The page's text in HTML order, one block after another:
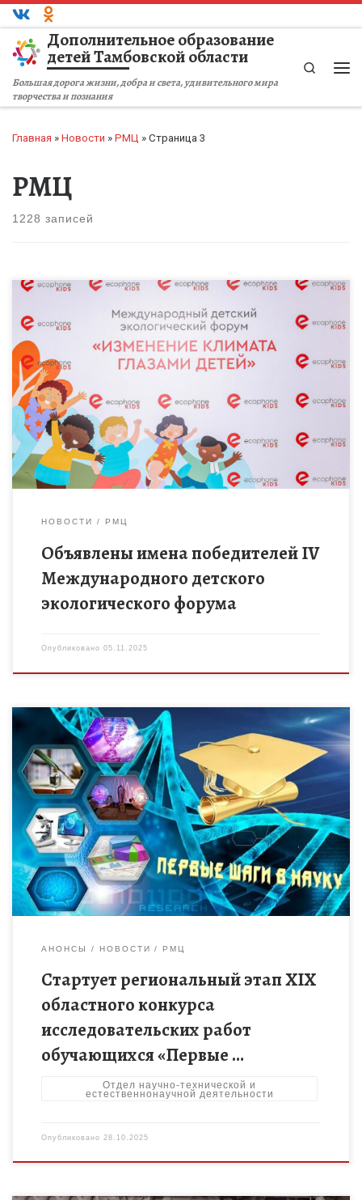
Перейти к содержимому
Дополнительное образование
детей Тамбовской области
Большая дорога жизни, добра и света, удивительного мира
творчества и познания
Search
Главная » Новости » РМЦ » Страница 3
РМЦ
1228 записей
Международный детский экологический форум «Изменение
климата глазами детей» является одним из социально
значимых мероприятий Фонда защиты окружающей среды
«ЭКОФОН» и проводится при поддержке государственных,
общественных, […]
НОВОСТИ РМЦ
Объявлены имена победителей IV
Международного детского
экологического форума
Опубликовано 05.11.2025
Конкурс направлен на активизацию творческой,
познавательной, исследовательской, изобретательской
деятельности обучающихся в различных областях науки.
Муниципальный этап конкурса завершился 24 октября 2025
года. Для участия в […]
АНОНСЫ НОВОСТИ РМЦ
Стартует региональный этап XIX
областного конкурса
исследовательских работ
обучающихся «Первые …
Отдел научно-технической и
естественнонаучной деятельности
Опубликовано 28.10.2025